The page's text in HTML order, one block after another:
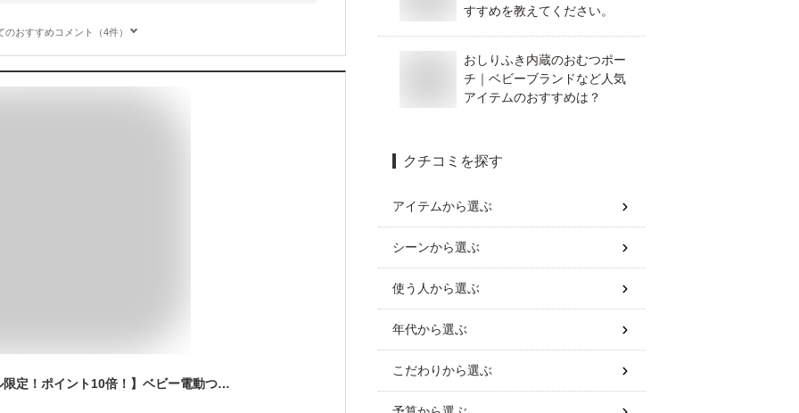
のおすすめコメント（4件）
【楽天スーパーセール限定！ポイント10倍！】ベビー電動つめやすり | ピジョン ベビー用品 赤ちゃん用品 赤ちゃんグッズ ベビーグッズ 赤ちゃん ベビー 便利グッズ 便利アイテム 便利 やすり あかちゃん ベイビー つめ 日用品 pigeon
すすめを教えてください。
おしりふき内蔵のおむつポー
チ｜ベビーブランドなど人気
アイテムのおすすめは？
クチコミを探す
アイテムから選ぶ
シーンから選ぶ
使う人から選ぶ
年代から選ぶ
こだわりから選ぶ